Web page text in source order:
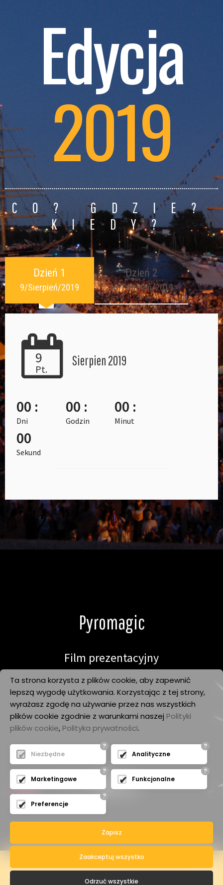
Edycja
2019
CO? GDZIE?
KIEDY?
Dzień 1
9/Sierpień/2019
Dzień 2
10/Sierpień/2019
9
Pt.
Sierpien 2019
00 :
Dni
00 :
Godzin
00 :
Minut
00
Sekund
Pyromagic
Film prezentacyjny
Ta strona korzysta z plików cookie, aby zapewnić
lepszą wygodę użytkowania. Korzystając z tej strony,
wyrażasz zgodę na używanie przez nas wszystkich
plików cookie zgodnie z warunkami naszej Polityki
plików cookie, Polityka prywatności.
?
Niezbędne
?
Analityczne
?
Marketingowe
?
Funkcjonalne
?
Preferencje
Zapisz
Zaakceptuj wszystko
Odrzuć wszystkie